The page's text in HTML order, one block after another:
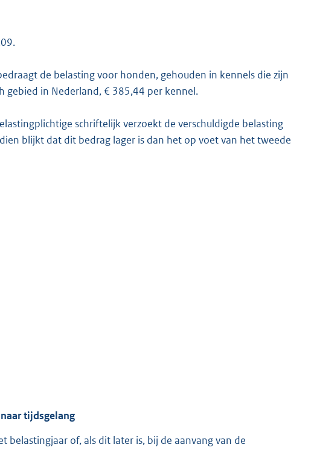
de belasting voor honden, gehouden in kennels die zijn
gebied in Nederland, € 385,44 per kennel.
schriftelijk verzoekt de verschuldigde belasting
blijkt dat dit bedrag lager is dan het op voet van het tweede
tijdsgelang
belastingjaar of, als dit later is, bij de aanvang van de